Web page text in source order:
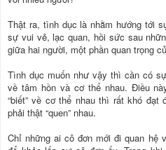
Thật ra, tình dục là nhằm hướng tới
sự vui vẻ, lạc quan, hồi sức sau
giữa hai người, một phần quan trọng
Tình dục muốn như vậy thì cần có
về tâm hồn và cơ thể nhau. Điều
“biết” về cơ thể nhau thì rất khó
phải thật “quen” nhau.
Chỉ những ai cô đơn mới đi quan hệ